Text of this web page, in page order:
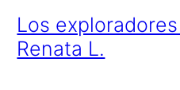
Los
Renata L.